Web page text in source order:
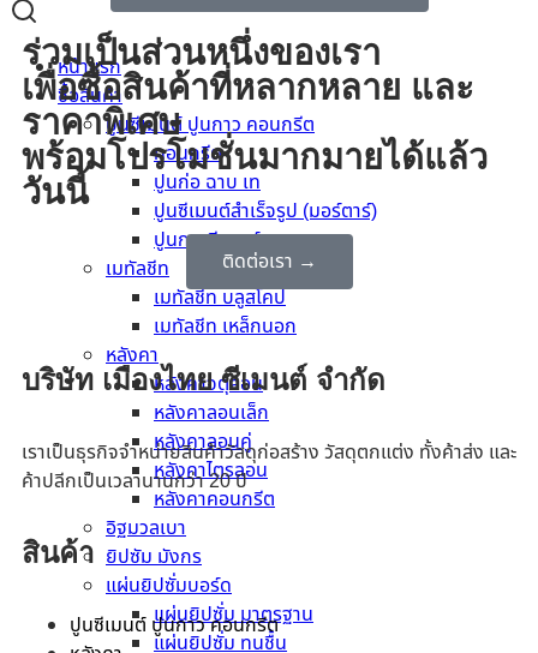
หน้าแรก
ซื้อสินค้า
ปูนซีเมนต์ ปูนกาว คอนกรีต
คอนกรีต
ปูนก่อ ฉาบ เท
ปูนซีเมนต์สำเร็จรูป (มอร์ตาร์)
ปูนกาวซีเมนต์
เมทัลชีท
เมทัลชีท บลูสโคป
เมทัลชีท เหล็กนอก
หลังคา
หลังคาจตุลอน
หลังคาลอนเล็ก
หลังคาลอนคู่
หลังคาไตรลอน
หลังคาคอนกรีต
อิฐมวลเบา
ยิปซัม มังกร
แผ่นยิปซั่มบอร์ด
แผ่นยิปซั่ม มาตรฐาน
แผ่นยิปซั่ม ทนชื้น
ร่วมเป็นส่วนหนึ่งของเรา
เพื่อซื้อสินค้าที่หลากหลาย และ
ราคาพิเศษ
พร้อมโปรโมชั่นมากมายได้แล้ว
วันนี้
ติดต่อเรา →
บริษัท เมืองไทย ซีเมนต์ จำกัด
เราเป็นธุรกิจจำหน่ายสินค้าวัสดุก่อสร้าง วัสดุตกแต่ง ทั้งค้าส่ง และ
ค้าปลีกเป็นเวลานานกว่า 20 ปี
สินค้า
ปูนซีเมนต์ ปูนกาว คอนกรีต